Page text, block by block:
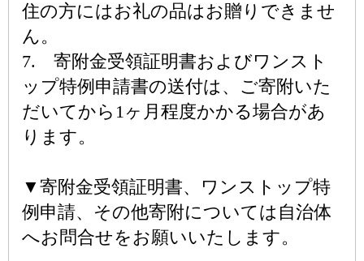
住の方にはお礼の品はお贈りできませ
ん。
7. 寄附金受領証明書およびワンスト
ップ特例申請書の送付は、ご寄附いた
だいてから1ヶ月程度かかる場合があ
ります。
▼寄附金受領証明書、ワンストップ特
例申請、その他寄附については自治体
へお問合せをお願いいたします。